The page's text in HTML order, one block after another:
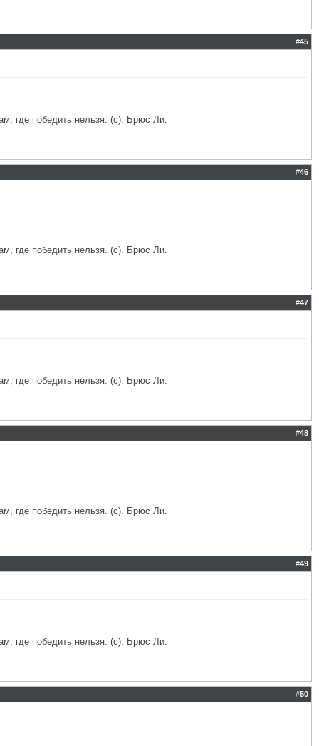
#45
где победить нельзя. (с). Брюс Ли.
#46
где победить нельзя. (с). Брюс Ли.
#47
где победить нельзя. (с). Брюс Ли.
#48
где победить нельзя. (с). Брюс Ли.
#49
где победить нельзя. (с). Брюс Ли.
#50